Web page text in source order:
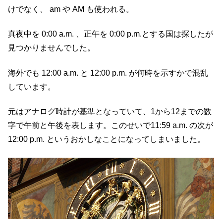
けでなく、 am や AM も使われる。
真夜中を 0:00 a.m. 、正午を 0:00 p.m.とする国は探したが
見つかりませんでした。
海外でも 12:00 a.m. と 12:00 p.m. が何時を示すかで混乱
しています。
元はアナログ時計が基準となっていて、1から12までの数
字で午前と午後を表します。このせいで11:59 a.m. の次が
12:00 p.m. というおかしなことになってしまいました。